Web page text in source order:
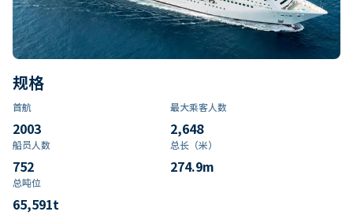
规格
首航
2003
最大乘客人数
2,648
船员人数
752
总长（米）
274.9m
总吨位
65,591t